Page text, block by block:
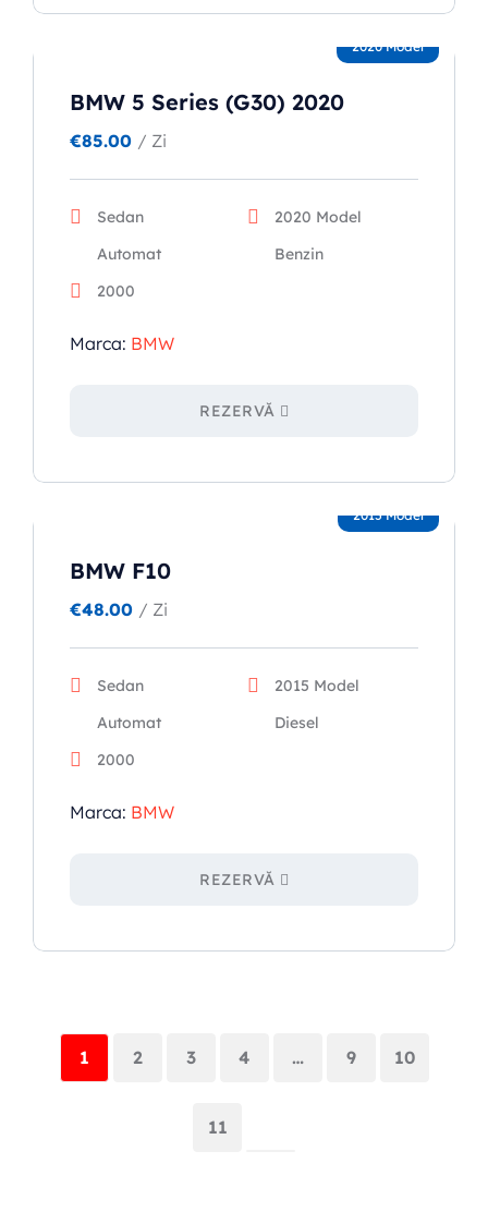
2020 Model
BMW 5 Series (G30) 2020
€85.00 / Zi
Sedan
2020 Model
Automat
Benzin
2000
Marca: BMW
REZERVĂ
2015 Model
BMW F10
€48.00 / Zi
Sedan
2015 Model
Automat
Diesel
2000
Marca: BMW
REZERVĂ
1 2 3 4 … 9 10
11